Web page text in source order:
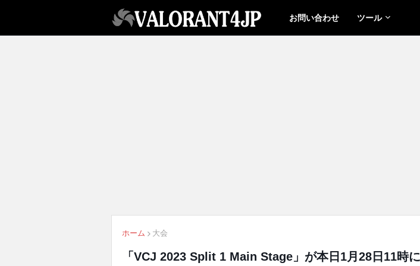
お問い合わせ ツール
ホーム 大会
「VCJ 2023 Split 1 Main Stage」が本日1月28日11時